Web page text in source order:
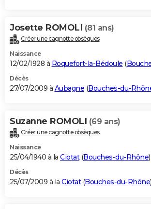
Josette ROMOLI (81 ans)
Créer une cagnotte obsèques
Naissance
12/02/1928 à Roquefort-la-Bédoule (
Décès
27/07/2009 à Aubagne (Bouches-du-
Suzanne ROMOLI (69 ans)
Créer une cagnotte obsèques
Naissance
25/04/1940 à la Ciotat(Bouches-du-Rhône)
Décès
25/07/2009 à la Ciotat(Bouches-du-Rhône)